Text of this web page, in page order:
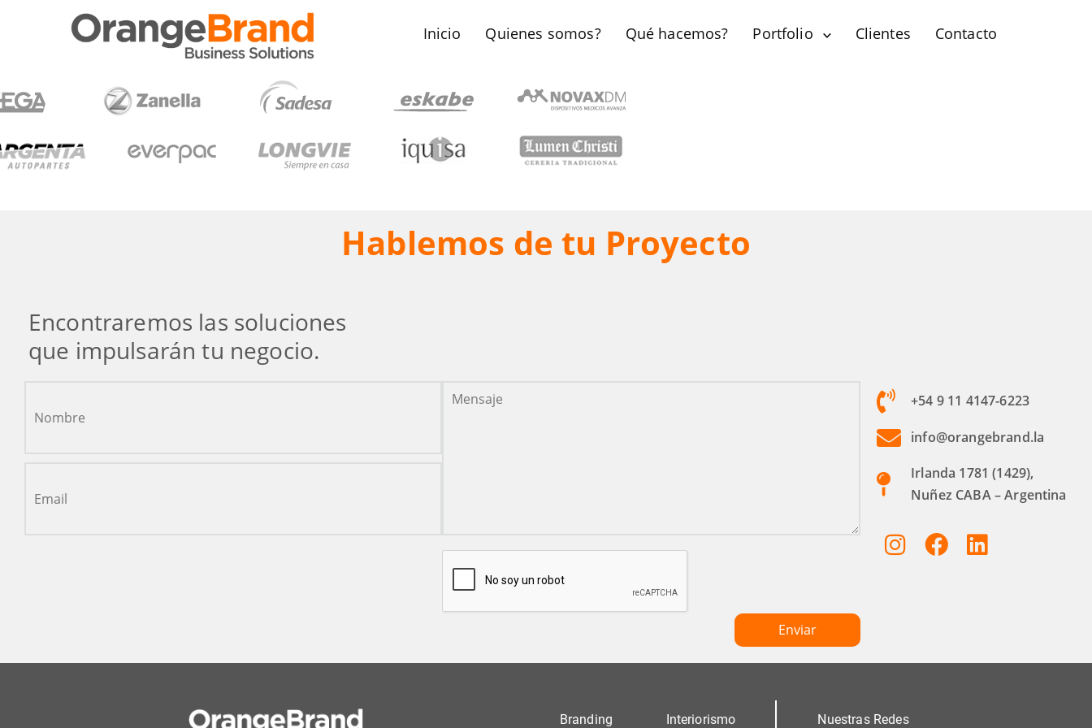
Inicio Quienes somos? Qué hacemos? Portfolio Clientes Contacto
Hablemos de tu Proyecto
Encontraremos las soluciones
que impulsarán tu negocio.
+54 9 11 4147-6223
info@orangebrand.la
Irlanda 1781 (1429),
Nuñez CABA – Argentina
Branding Interiorismo Nuestras Redes